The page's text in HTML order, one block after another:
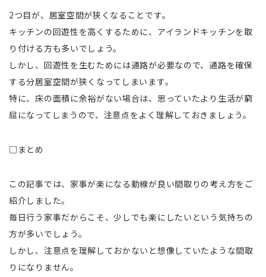
2つ目が、居室空間が狭くなることです。
キッチンの回遊性を高くするために、アイランドキッチンを取
り付ける方も多いでしょう。
しかし、回遊性を生むためには通路が必要なので、通路を確保
する分居室空間が狭くなってしまいます。
特に、床の面積に余裕がない場合は、思っていたより生活が窮
屈になってしまうので、注意点をよく理解しておきましょう。
□まとめ
この記事では、家事が楽になる動線が良い間取りの考え方をご
紹介しました。
毎日行う家事だからこそ、少しでも楽にしたいという気持ちの
方が多いでしょう。
しかし、注意点を理解しておかないと想像していたような間取
りになりません。